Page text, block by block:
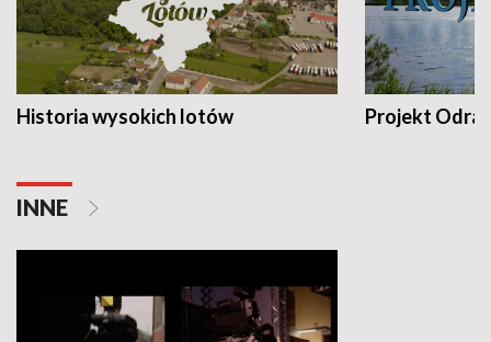
Historia wysokich lotów Projekt Odra
INNE